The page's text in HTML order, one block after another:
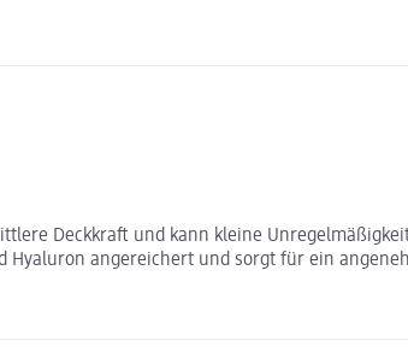
Deckkraft und kann kleine
Hyaluron angereichert und sorgt für ein